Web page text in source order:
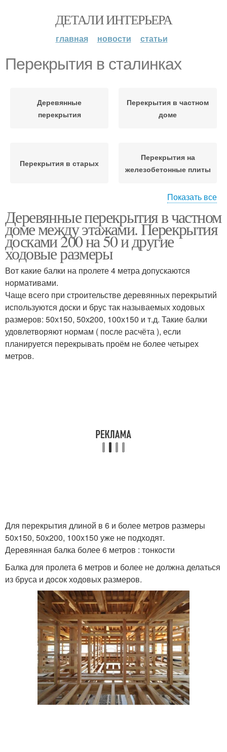
ДЕТАЛИ ИНТЕРЬЕРА
главная новости статьи
Перекрытия в сталинках
Деревянные
перекрытия
Перекрытия в частном
доме
Перекрытия в старых
Перекрытия на
железобетонные плиты
Перекрытия в доме
балочных опорах
Перекрытия в
кирпичном доме
деревянными
Перекрытие по
деревянным балкам
Перекрытия между
этажами
Показать все
Деревянные перекрытия в частном
доме между этажами. Перекрытия
досками 200 на 50 и другие
ходовые размеры
Вот какие балки на пролете 4 метра допускаются
нормативами.
Чаще всего при строительстве деревянных перекрытий
используются доски и брус так называемых ходовых
размеров: 50х150, 50х200, 100х150 и т.д. Такие балки
удовлетворяют нормам ( после расчёта ), если
планируется перекрывать проём не более четырех
метров.
Для перекрытия длиной в 6 и более метров размеры
50х150, 50х200, 100х150 уже не подходят.
Деревянная балка более 6 метров : тонкости
Балка для пролета 6 метров и более не должна делаться
из бруса и досок ходовых размеров.